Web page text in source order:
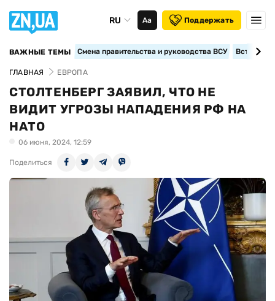
RU Аа Поддержать
ВАЖНЫЕ ТЕМЫ Смена правительства и руководства ВСУ
ГЛАВНАЯ ЕВРОПА
СТОЛТЕНБЕРГ ЗАЯВИЛ, ЧТО НЕ
ВИДИТ УГРОЗЫ НАПАДЕНИЯ РФ НА
НАТО
06 июня, 2024, 12:59
Поделиться